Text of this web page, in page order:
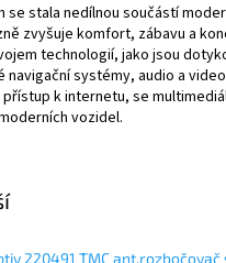
se stala nedílnou součástí
zvyšuje komfort, zábavu a
technologií, jako jsou
systémy, audio a
k internetu, se
vozidel.
220491 TMC ant.rozbočovač